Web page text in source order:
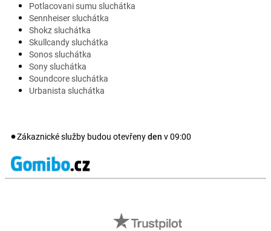
Potlacovani sumu sluchátka
Sennheiser sluchátka
Shokz sluchátka
Skullcandy sluchátka
Sonos sluchátka
Sony sluchátka
Soundcore sluchátka
Urbanista sluchátka
Zákaznické služby budou otevřenyden v09:00